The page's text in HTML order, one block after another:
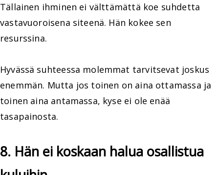
Tällainen ihminen ei välttämättä koe suhdetta
vastavuoroisena siteenä. Hän kokee sen
resurssina.
Hyvässä suhteessa molemmat tarvitsevat joskus
enemmän. Mutta jos toinen on aina ottamassa ja
toinen aina antamassa, kyse ei ole enää
tasapainosta.
8. Hän ei koskaan halua osallistua